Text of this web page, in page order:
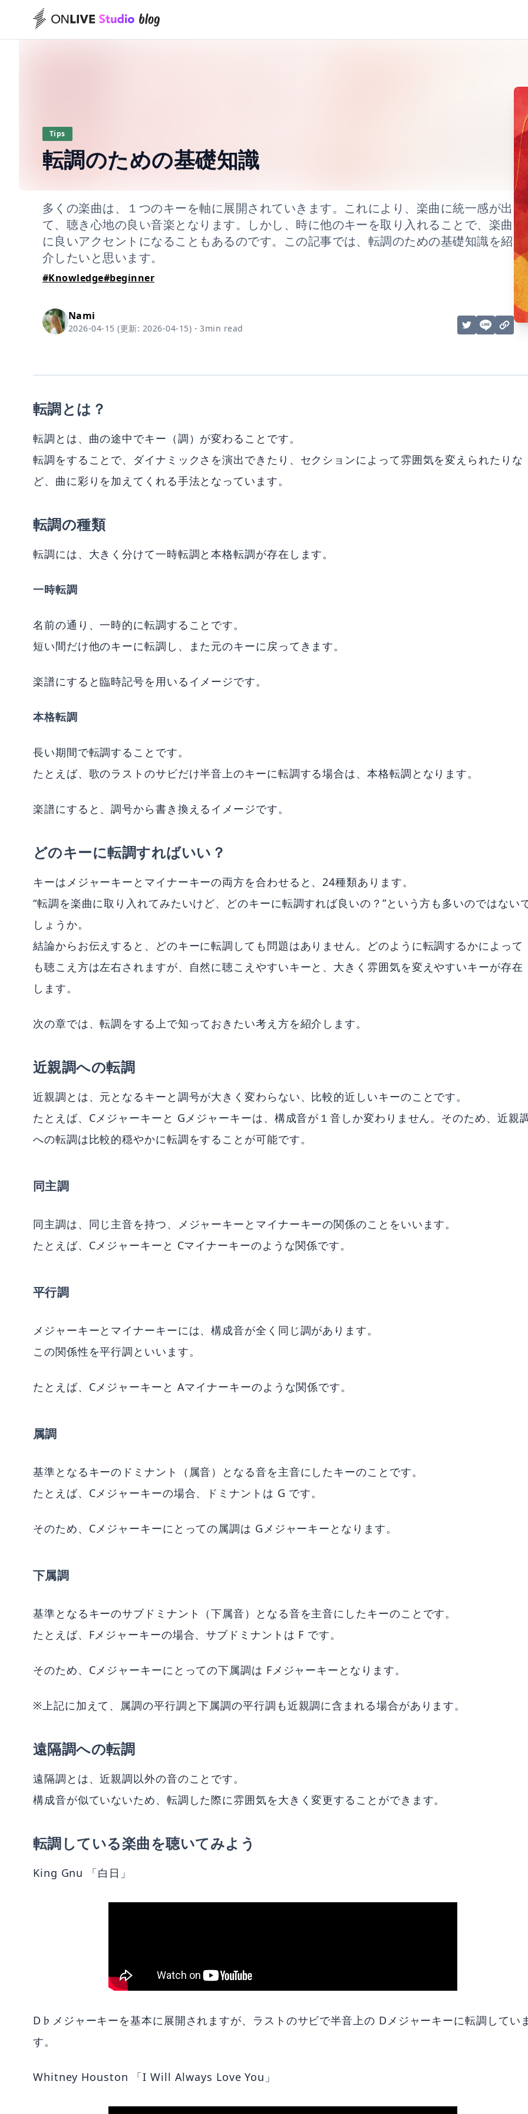
Tips
転調のための基礎知識
多くの楽曲は、１つのキーを軸に展開されていきます。これにより、楽曲に統一感が出
て、聴き心地の良い音楽となります。しかし、時に他のキーを取り入れることで、楽曲
に良いアクセントになることもあるのです。この記事では、転調のための基礎知識を紹
介したいと思います。
#Knowledge#beginner
Nami
2026-04-15 (更新: 2026-04-15) ・3min read
転調とは？
転調とは、曲の途中でキー（調）が変わることです。
転調をすることで、ダイナミックさを演出できたり、セクションによって雰囲気を変えられたりな
ど、曲に彩りを加えてくれる手法となっています。
転調の種類
転調には、大きく分けて一時転調と本格転調が存在します。
一時転調
名前の通り、一時的に転調することです。
短い間だけ他のキーに転調し、また元のキーに戻ってきます。
楽譜にすると臨時記号を用いるイメージです。
本格転調
長い期間で転調することです。
たとえば、歌のラストのサビだけ半音上のキーに転調する場合は、本格転調となります。
楽譜にすると、調号から書き換えるイメージです。
どのキーに転調すればいい？
キーはメジャーキーとマイナーキーの両方を合わせると、24種類あります。
“転調を楽曲に取り入れてみたいけど、どのキーに転調すれば良いの？”という方も多いのではない
しょうか。
結論からお伝えすると、どのキーに転調しても問題はありません。どのように転調するかによって
も聴こえ方は左右されますが、自然に聴こえやすいキーと、大きく雰囲気を変えやすいキーが存在
します。
次の章では、転調をする上で知っておきたい考え方を紹介します。
近親調への転調
近親調とは、元となるキーと調号が大きく変わらない、比較的近しいキーのことです。
たとえば、Cメジャーキーと Gメジャーキーは、構成音が１音しか変わりません。そのため、近親
への転調は比較的穏やかに転調をすることが可能です。
同主調
同主調は、同じ主音を持つ、メジャーキーとマイナーキーの関係のことをいいます。
たとえば、Cメジャーキーと Cマイナーキーのような関係です。
平行調
メジャーキーとマイナーキーには、構成音が全く同じ調があります。
この関係性を平行調といいます。
たとえば、Cメジャーキーと Aマイナーキーのような関係です。
属調
基準となるキーのドミナント（属音）となる音を主音にしたキーのことです。
たとえば、Cメジャーキーの場合、ドミナントは G です。
そのため、Cメジャーキーにとっての属調は Gメジャーキーとなります。
下属調
基準となるキーのサブドミナント（下属音）となる音を主音にしたキーのことです。
たとえば、Fメジャーキーの場合、サブドミナントは F です。
そのため、Cメジャーキーにとっての下属調は Fメジャーキーとなります。
※上記に加えて、属調の平行調と下属調の平行調も近親調に含まれる場合があります。
遠隔調への転調
遠隔調とは、近親調以外の音のことです。
構成音が似ていないため、転調した際に雰囲気を大きく変更することができます。
転調している楽曲を聴いてみよう
King Gnu 「白日」
D♭メジャーキーを基本に展開されますが、ラストのサビで半音上の Dメジャーキーに転調してい
す。
Whitney Houston 「I Will Always Love You」